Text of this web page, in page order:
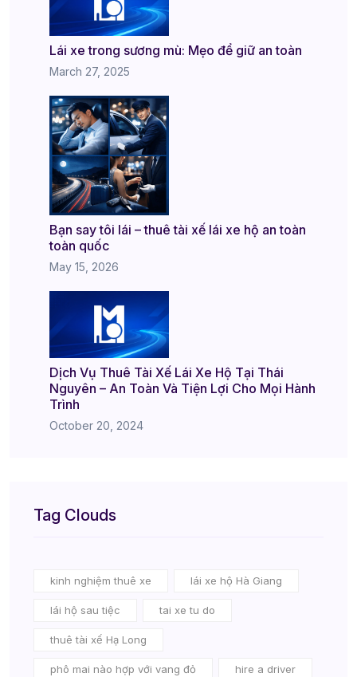
Lái xe trong sương mù: Mẹo để giữ an toàn
March 27, 2025
Bạn say tôi lái – thuê tài xế lái xe hộ an toàn
toàn quốc
May 15, 2026
Dịch Vụ Thuê Tài Xế Lái Xe Hộ Tại Thái
Nguyên – An Toàn Và Tiện Lợi Cho Mọi Hành
Trình
October 20, 2024
Tag Clouds
kinh nghiệm thuê xe lái xe hộ Hà Giang
lái hộ sau tiệc tai xe tu do
thuê tài xế Hạ Long
phô mai nào hợp với vang đỏ hire a driver